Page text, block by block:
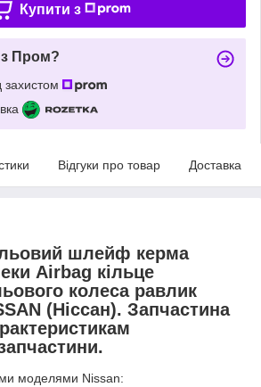
Купити з
з Пром?
захистом
Відгуки про товар Доставка
шлейф керма
Airbag кільце
колеса равлик
(Ніссан). Запчастина
моделями Nissan: